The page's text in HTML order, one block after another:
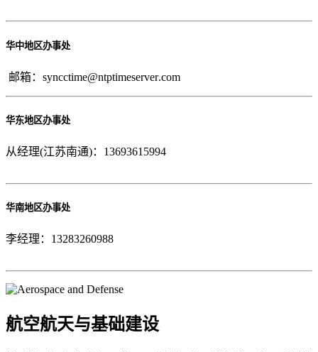
华中地区办事处
邮箱：syncctime@ntptimeserver.com
华东地区办事处
从经理(江苏南通)：13693615994
华南地区办事处
李经理：13283260988
航空航天与基础建设